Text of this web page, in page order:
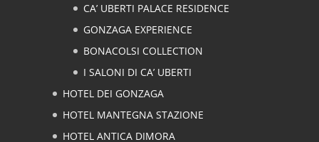
CA’ UBERTI PALACE RESIDENCE
GONZAGA EXPERIENCE
BONACOLSI COLLECTION
I SALONI DI CA’ UBERTI
HOTEL DEI GONZAGA
HOTEL MANTEGNA STAZIONE
HOTEL ANTICA DIMORA